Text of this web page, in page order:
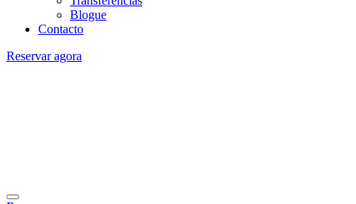
Blogue
Contacto
Reservar agora